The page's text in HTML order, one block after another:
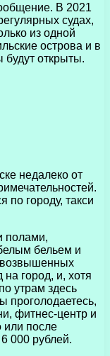
В 2021
судах,
из одной
острова и в
открыты.
недалеко от
по городу, такси
полами,
бельем и
город, и, хотя
утрам здесь
проголодаетесь,
фитнес-центр и
или после
000 рублей.